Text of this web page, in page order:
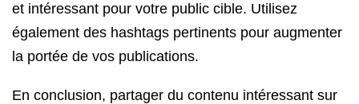
et intéressant pour votre public cible. Utilisez
également des hashtags pertinents pour augmenter
la portée de vos publications.
En conclusion, partager du contenu intéressant sur